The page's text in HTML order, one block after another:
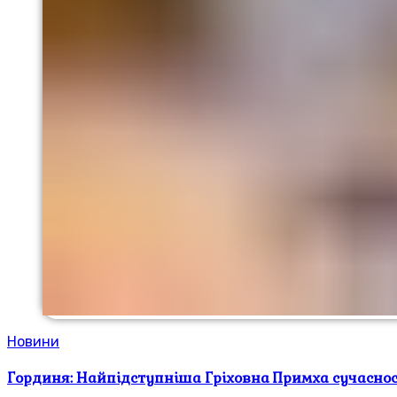
Новини
Гординя: Найпідступніша Гріховна Примха